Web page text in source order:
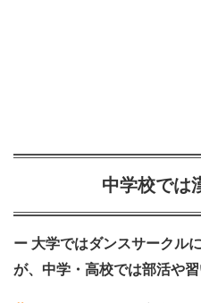
中学校では
ー 大学ではダンスサークル
が、中学・高校では部活や